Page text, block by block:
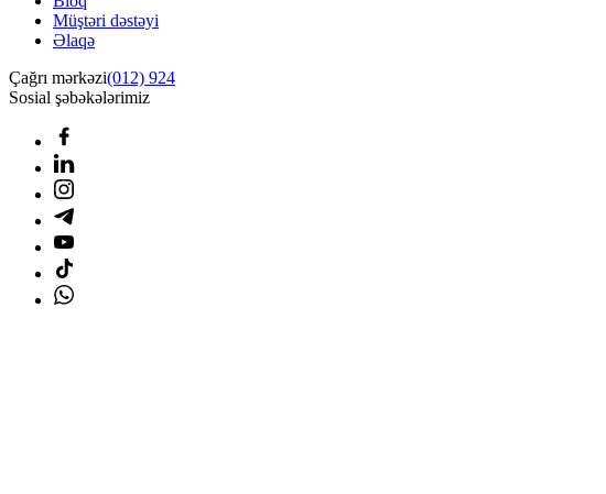
Müştəri dəstəyi
Əlaqə
Çağrı mərkəzi(012) 924
Sosial şəbəkələrimiz